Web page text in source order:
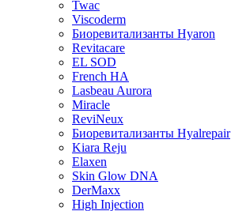
Twac
Viscoderm
Биоревитализанты Hyaron
Revitacare
EL SOD
French HA
Lasbeau Aurora
Miracle
ReviNeux
Биоревитализанты Hyalrepair
Kiara Reju
Elaxen
Skin Glow DNA
DerMaxx
High Injection